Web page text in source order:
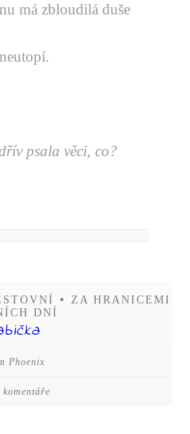
má zbloudilá duše
psala věci, co?
•
ZA HRANICEMI
DNÍ
Phoenix
komentáře